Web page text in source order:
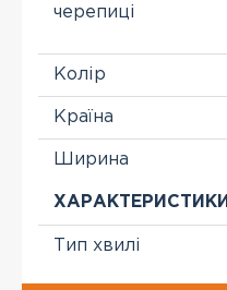
черепиці
Колір
Країна
Ширина
ХАРАКТЕРИСТИКИ
Тип хвилі